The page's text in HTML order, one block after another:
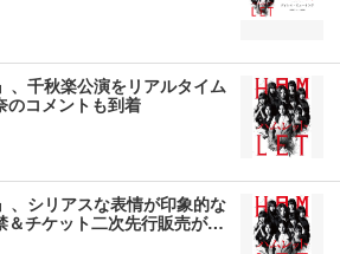
、千秋楽公演をリアルタイム
コメントも到着
、シリアスな表情が印象的な
＆チケット二次先行販売が…